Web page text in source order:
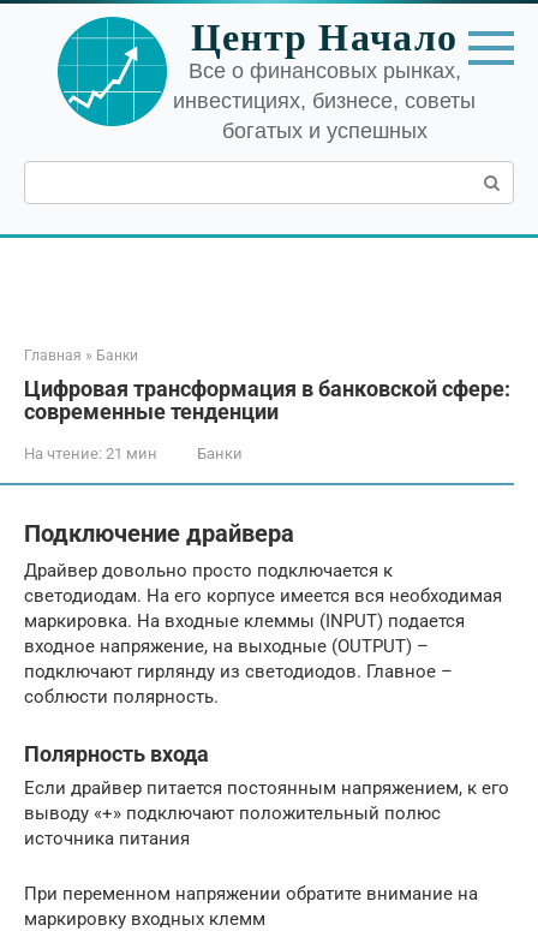
Перейти
контенту
Центр Начало
Все о финансовых рынках,
инвестициях, бизнесе, советы
богатых и успешных
Поиск:
Главная » Банки
Цифровая трансформация в банковской сфере:
современные тенденции
На чтение: 21 мин Банки
Подключение драйвера
Драйвер довольно просто подключается к
светодиодам. На его корпусе имеется вся необходимая
маркировка. На входные клеммы (INPUT) подается
входное напряжение, на выходные (OUTPUT) –
подключают гирлянду из светодиодов. Главное –
соблюсти полярность.
Полярность входа
Если драйвер питается постоянным напряжением, к его
выводу «+» подключают положительный полюс
источника питания
При переменном напряжении обратите внимание на
маркировку входных клемм